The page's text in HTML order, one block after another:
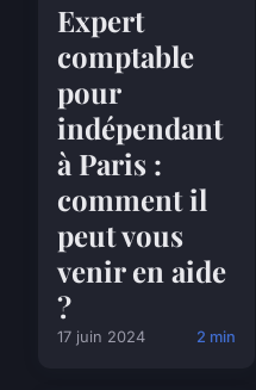
Expert
comptable
pour
indépendant
à Paris :
comment il
peut vous
venir en aide
?
17 juin 2024 2 min